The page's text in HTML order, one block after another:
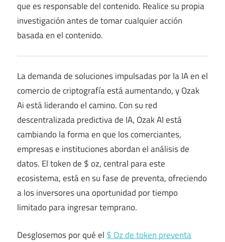
que es responsable del contenido. Realice su propia
investigación antes de tomar cualquier acción
basada en el contenido.
La demanda de soluciones impulsadas por la IA en el
comercio de criptografía está aumentando, y Ozak
Ai está liderando el camino. Con su red
descentralizada predictiva de IA, Ozak AI está
cambiando la forma en que los comerciantes,
empresas e instituciones abordan el análisis de
datos. El token de $ oz, central para este
ecosistema, está en su fase de preventa, ofreciendo
a los inversores una oportunidad por tiempo
limitado para ingresar temprano.
Desglosemos por qué el $ Oz de token preventa